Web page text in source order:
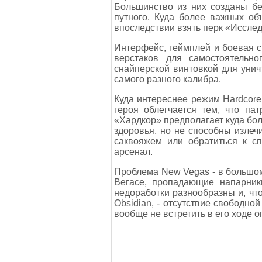
Большинство из них созданы
путного. Куда более важных
впоследствии взять перк
Интерфейс, геймплей и боевая
верстаков для
снайперской винтовкой для
самого разного калибра.
Куда интереснее режим
героя облегчается тем, что
«Хардкор» предполагает куда
здоровья, но не способны
саквояжем или обратиться к
арсенал.
Проблема New Vegas - в
Вегасе, пропадающие
недоработки разнообразны и,
Obsidian, - отсутствие
вообще не встретить в его ходе